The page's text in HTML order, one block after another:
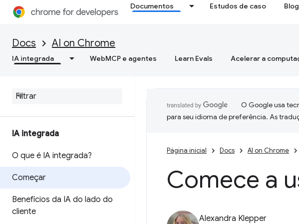
Documentos Estudos de caso Blog
Docs AI on Chrome
IA integrada WebMCP e agentes Learn Evals Acelerar a
IA integrada
O que é IA integrada?
Começar
Benefícios da IA do lado do
cliente
O Google usa
para seu idioma de preferência. As
Página inicial Docs AI on Chrome
Comece a
Alexandra Klepper